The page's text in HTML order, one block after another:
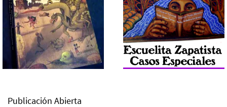
Publicación Abierta